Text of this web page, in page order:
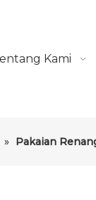
Kami
» Pakaian